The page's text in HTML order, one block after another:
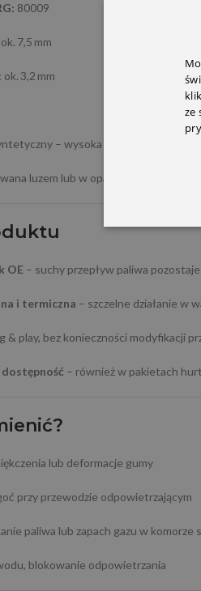
80009
ok. 7,5 mm
ok. 3,2 mm
– wysoka odporność na
luzem lub w opakowaniu
OE – suchy przepływ paliwa
i termiczna – szczelne działanie w
& play, bez konieczności modyfikacji
– również w pakietach
lub deformacje gumy
przy przewodzie odpowietrzającym
paliwa lub zapach gazu w komorze
blokowanie odpowietrzania
ze